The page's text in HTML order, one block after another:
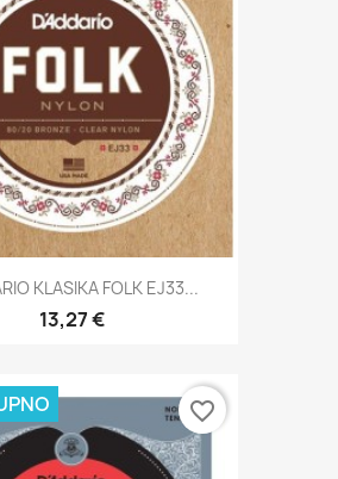
KLASIKA FOLK EJ33...
13,27 €
favorite_border